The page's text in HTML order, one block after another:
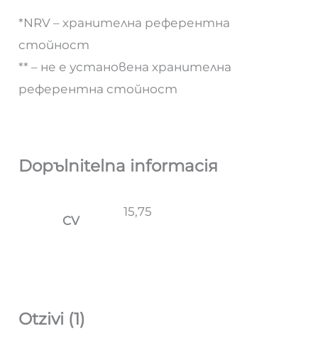
*NRV – хранителна референтна
стойност
** – не е установена хранителна
референтна стойност
Dopъlnitelna informaciя
CV
15,75
Otzivi (1)